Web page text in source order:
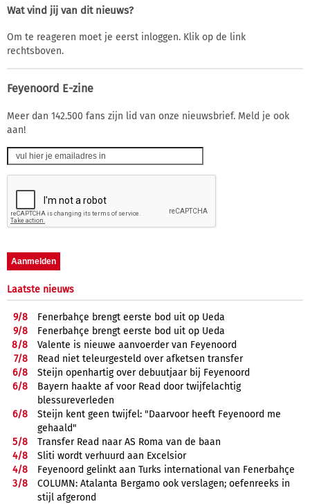
Wat vind jij van dit nieuws?
Om te reageren moet je eerst inloggen. Klik op de link
rechtsboven.
Feyenoord E-zine
Meer dan 142.500 fans zijn lid van onze nieuwsbrief. Meld je ook
aan!
Laatste nieuws
9/8
Fenerbahçe brengt eerste bod uit op Ueda
9/8
Fenerbahçe brengt eerste bod uit op Ueda
8/8
Valente is nieuwe aanvoerder van Feyenoord
7/8
Read niet teleurgesteld over afketsen transfer
6/8
Steijn openhartig over debuutjaar bij Feyenoord
6/8
Bayern haakte af voor Read door twijfelachtig
blessureverleden
6/8
Steijn kent geen twijfel: "Daarvoor heeft Feyenoord me
gehaald"
5/8
Transfer Read naar AS Roma van de baan
4/8
Sliti wordt verhuurd aan Excelsior
4/8
Feyenoord gelinkt aan Turks international van Fenerbahçe
3/8
COLUMN: Atalanta Bergamo ook verslagen; oefenreeks in
stijl afgerond